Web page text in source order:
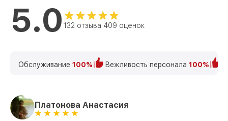
5.0 132 отзыва 409 оценок
Обслуживание 100% Вежливость персонала 100%
Платонова Анастасия